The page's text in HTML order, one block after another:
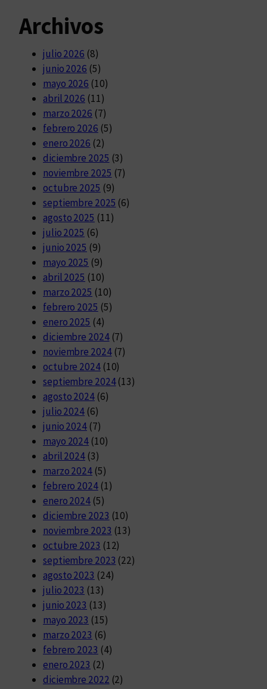
Archivos
julio 2026 (8)
junio 2026 (5)
mayo 2026 (10)
abril 2026 (11)
marzo 2026 (7)
febrero 2026 (5)
enero 2026 (2)
diciembre 2025 (3)
noviembre 2025 (7)
octubre 2025 (9)
septiembre 2025 (6)
agosto 2025 (11)
julio 2025 (6)
junio 2025 (9)
mayo 2025 (9)
abril 2025 (10)
marzo 2025 (10)
febrero 2025 (5)
enero 2025 (4)
diciembre 2024(7)
noviembre 2024(7)
octubre 2024(10)
septiembre 2024(13)
agosto 2024(6)
julio 2024 (6)
junio 2024 (7)
mayo 2024 (10)
abril 2024 (3)
marzo 2024 (5)
febrero 2024(1)
enero 2024 (5)
diciembre 2023 (10)
noviembre 2023 (13)
octubre 2023 (12)
septiembre 2023 (22)
agosto 2023 (24)
julio 2023 (13)
junio 2023 (13)
mayo 2023 (15)
marzo 2023 (6)
febrero 2023 (4)
enero 2023 (2)
diciembre 2022 (2)